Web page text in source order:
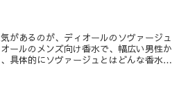
があるのが、ディオールのソヴァージュ
ールのメンズ向け香水で、幅広い男性か
具体的にソヴァージュとはどんな香水な